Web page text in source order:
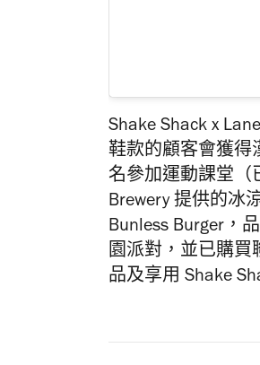
Shake Shack x
鞋款的顧客會獲得
名參加運動課堂（
Brewery 提供的冰
Bunless Burger，
園派對，並已購買
品及享用 Shake